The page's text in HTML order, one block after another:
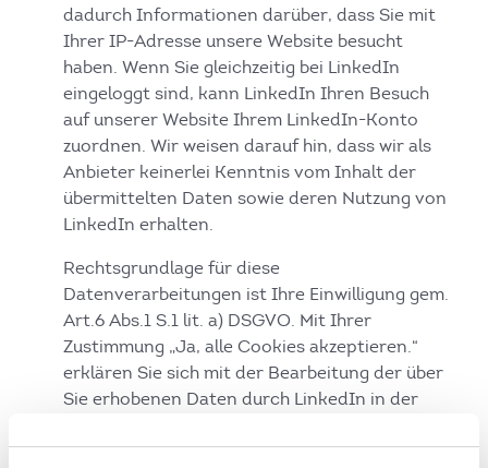
dadurch Informationen darüber, dass Sie mit
Ihrer IP-Adresse unsere Website besucht
haben. Wenn Sie gleichzeitig bei LinkedIn
eingeloggt sind, kann LinkedIn Ihren Besuch
auf unserer Website Ihrem LinkedIn-Konto
zuordnen. Wir weisen darauf hin, dass wir als
Anbieter keinerlei Kenntnis vom Inhalt der
übermittelten Daten sowie deren Nutzung von
LinkedIn erhalten.
Rechtsgrundlage für diese
Datenverarbeitungen ist Ihre Einwilligung gem.
Art.6 Abs.1 S.1 lit. a) DSGVO. Mit Ihrer
Zustimmung „Ja, alle Cookies akzeptieren.“
erklären Sie sich mit der Bearbeitung der über
Sie erhobenen Daten durch LinkedIn in der
zuvor benannten Zweck einverstanden. Für